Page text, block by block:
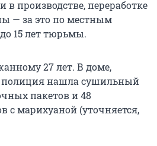
в производстве, переработке
— за это по местным
15 лет тюрьмы.
27 лет. В доме,
полиция нашла сушильный
пакетов и 48
с марихуаной (уточняется,